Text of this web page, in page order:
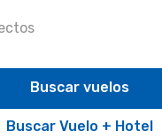
Buscar Vuelo + Hotel
Buscar vuelos